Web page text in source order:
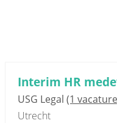
Interim HR
USG Legal (1
Utrecht